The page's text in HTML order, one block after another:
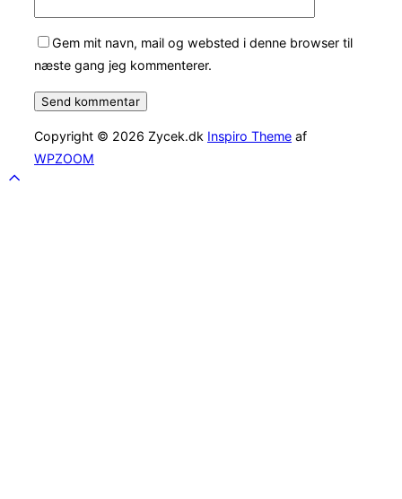
Gem mit navn, mail og websted i denne browser til
næste gang jeg kommenterer.
Copyright © 2026 Zycek.dk Inspiro Theme af
WPZOOM